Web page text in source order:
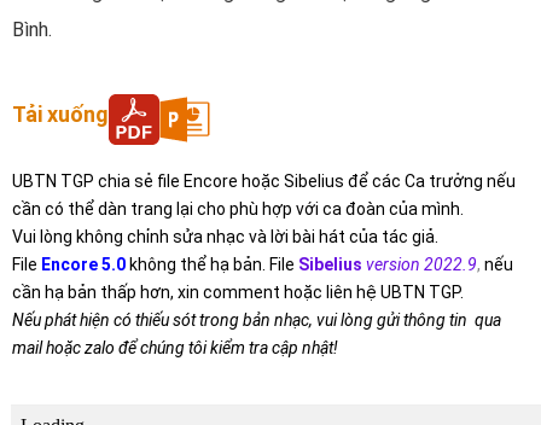
Bình.
Tải xuống
UBTN TGP chia sẻ file Encore hoặc Sibelius để các Ca trưởng nếu
cần có thể dàn trang lại cho phù hợp với ca đoàn của mình.
Vui lòng không chỉnh sửa nhạc và lời bài hát của tác giả.
File Encore 5.0 không thể hạ bản. File Sibelius version 2022.9, nếu
cần hạ bản thấp hơn, xin comment hoặc liên hệ UBTN TGP.
Nếu phát hiện có thiếu sót trong bản nhạc, vui lòng gửi thông tin qua
mail hoặc zalo để chúng tôi kiểm tra cập nhật!